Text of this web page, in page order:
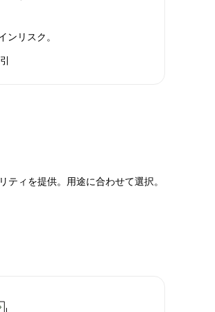
ンリスク。
ィを提供。用途に合わせて選択。